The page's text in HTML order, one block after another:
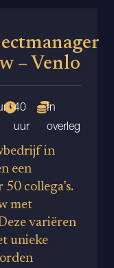
– Venlo
40
uur
In
overleg
in
een
collega’s.
met
variëren
unieke